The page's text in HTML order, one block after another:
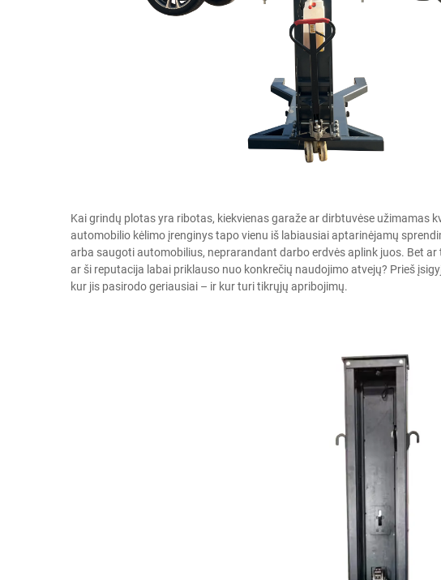
Kai grindų plotas yra ribotas, kiekvienas garaže ar dirbtuvėse užimamas
automobilio kėlimo įrenginystapo vienu iš labiausiai aptarinėjamų
arba saugoti automobilius, neprarandant darbo erdvės aplink juos. Bet
ar ši reputacija labai priklauso nuo konkrečių naudojimo atvejų? Prieš
kur jis pasirodo geriausiai – ir kur turi tikrųjų apribojimų.